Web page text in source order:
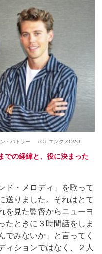
ン・バトラー （C）エンタメOVO
での経緯と、役に決まった
ド・メロディ」を歌って
送りました。それはとて
を見た監督からニューヨ
たときに３時間話をしま
でみないか」と言ってく
ィションではなく、２人